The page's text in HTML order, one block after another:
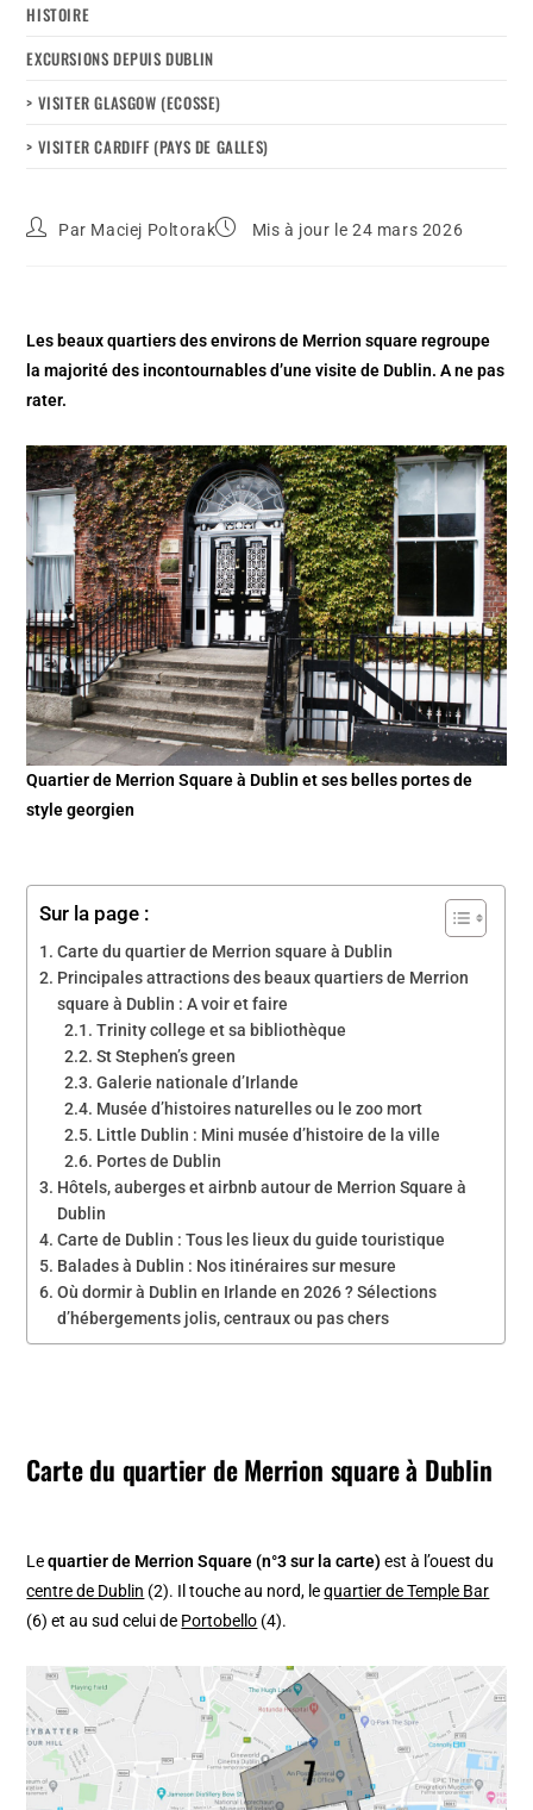
HISTOIRE
EXCURSIONS DEPUIS DUBLIN
> VISITER GLASGOW (ECOSSE)
> VISITER CARDIFF (PAYS DE GALLES)
Par Maciej Poltorak Mis à jour le 24 mars 2026
Les beaux quartiers des environs de Merrion square regroupe
la majorité des incontournables d’une visite de Dublin. A ne pas
rater.
Quartier de Merrion Square à Dublin et ses belles portes de
style georgien
Sur la page :
Carte du quartier de Merrion square à Dublin
Principales attractions des beaux quartiers de Merrion
square à Dublin : A voir et faire
Trinity college et sa bibliothèque
St Stephen’s green
Galerie nationale d’Irlande
Musée d’histoires naturelles ou le zoo mort
Little Dublin : Mini musée d’histoire de la ville
Portes de Dublin
Hôtels, auberges et airbnb autour de Merrion Square à
Dublin
Carte de Dublin : Tous les lieux du guide touristique
Balades à Dublin : Nos itinéraires sur mesure
Où dormir à Dublin en Irlande en 2026 ? Sélections
d’hébergements jolis, centraux ou pas chers
Carte du quartier de Merrion square à Dublin
Lequartier de Merrion Square (n°3 sur la carte) est à l’ouest du
centre de Dublin (2). Il touche au nord, lequartier de Temple Bar
(6) et au sud celui de Portobello (4).